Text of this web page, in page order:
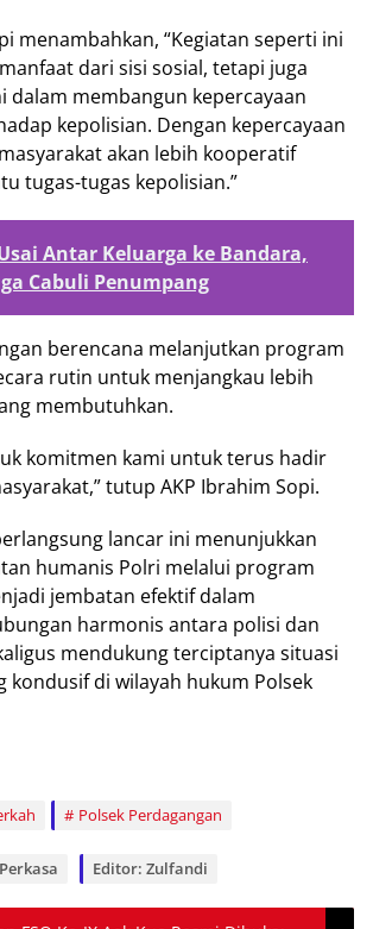
menambahkan, “Kegiatan seperti ini
dari sisi sosial, tetapi juga
dalam membangun kepercayaan
kepolisian. Dengan kepercayaan
akan lebih kooperatif
tugas-tugas kepolisian.”
Antar Keluarga ke Bandara,
Cabuli Penumpang
berencana melanjutkan program
rutin untuk menjangkau lebih
membutuhkan.
komitmen kami untuk terus hadir
tutup AKP Ibrahim Sopi.
lancar ini menunjukkan
humanis Polri melalui program
jembatan efektif dalam
harmonis antara polisi dan
mendukung terciptanya situasi
kondusif di wilayah hukum Polsek
Polsek Perdagangan
Editor: Zulfandi